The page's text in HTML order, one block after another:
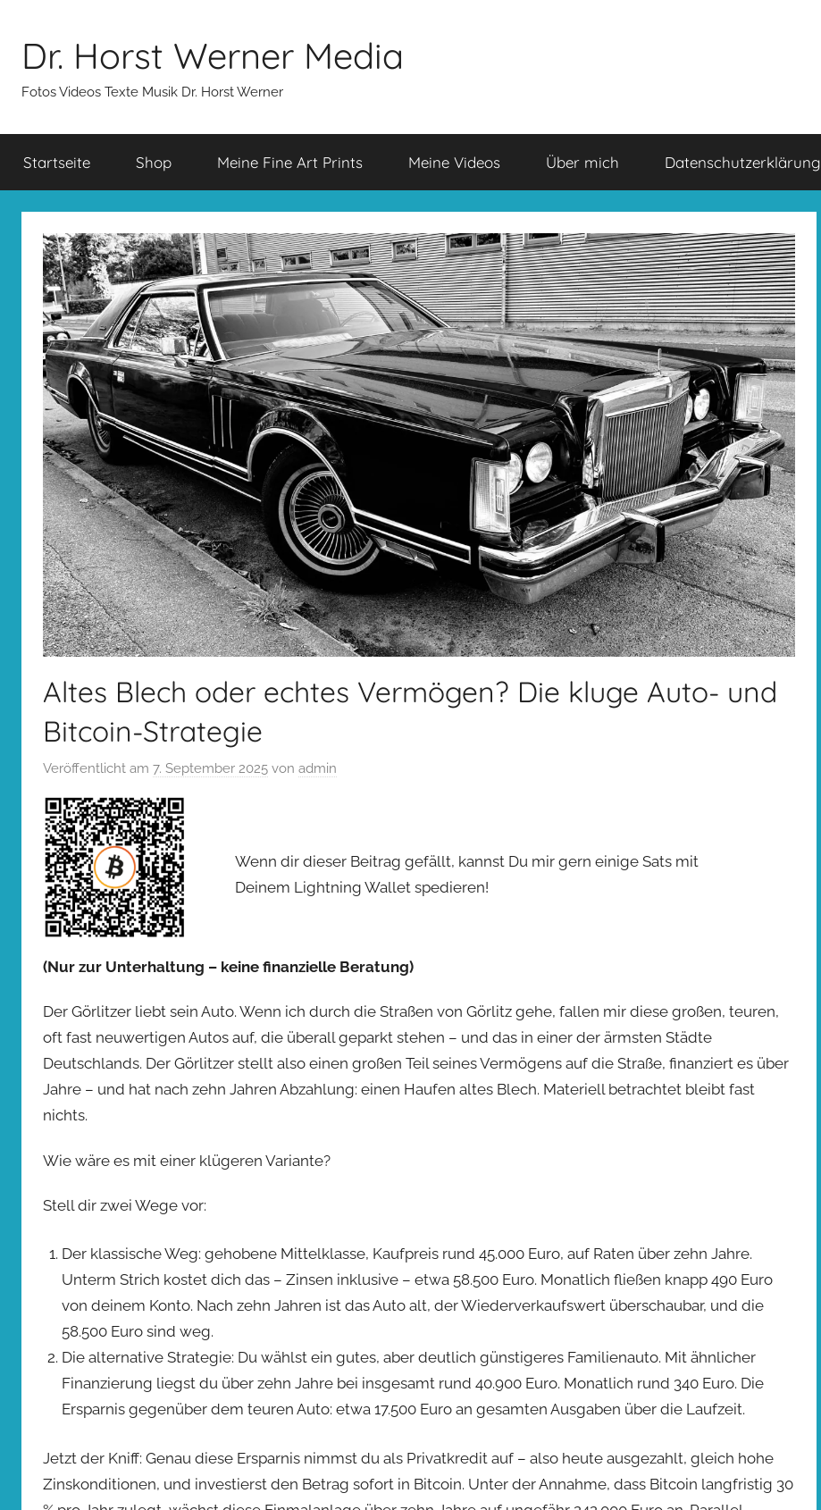
springen
Dr. Horst Werner Media
Fotos Videos Texte Musik Dr. Horst Werner
Startseite Shop Meine Fine Art Prints Meine Videos Über mich Datenschutzerklärung
Altes Blech oder echtes Vermögen? Die kluge Auto- und
Bitcoin-Strategie
Veröffentlicht am 7. September 2025 von admin
Wenn dir dieser Beitrag gefällt, kannst Du mir gern einige Sats mit
Deinem Lightning Wallet spedieren!
(Nur zur Unterhaltung – keine finanzielle Beratung)
Der Görlitzer liebt sein Auto. Wenn ich durch die Straßen von Görlitz gehe, fallen mir diese großen, teuren,
oft fast neuwertigen Autos auf, die überall geparkt stehen – und das in einer der ärmsten Städte
Deutschlands. Der Görlitzer stellt also einen großen Teil seines Vermögens auf die Straße, finanziert es über
Jahre – und hat nach zehn Jahren Abzahlung: einen Haufen altes Blech. Materiell betrachtet bleibt fast
nichts.
Wie wäre es mit einer klügeren Variante?
Stell dir zwei Wege vor:
Der klassische Weg: gehobene Mittelklasse, Kaufpreis rund 45.000 Euro, auf Raten über zehn Jahre.
Unterm Strich kostet dich das – Zinsen inklusive – etwa 58.500 Euro. Monatlich fließen knapp 490 Euro
von deinem Konto. Nach zehn Jahren ist das Auto alt, der Wiederverkaufswert überschaubar, und die
58.500 Euro sind weg.
Die alternative Strategie: Du wählst ein gutes, aber deutlich günstigeres Familienauto. Mit ähnlicher
Finanzierung liegst du über zehn Jahre bei insgesamt rund 40.900 Euro. Monatlich rund 340 Euro. Die
Ersparnis gegenüber dem teuren Auto: etwa 17.500 Euro an gesamten Ausgaben über die Laufzeit.
Jetzt der Kniff: Genau diese Ersparnis nimmst du als Privatkredit auf – also heute ausgezahlt, gleich hohe
Zinskonditionen, und investierst den Betrag sofort in Bitcoin. Unter der Annahme, dass Bitcoin langfristig 30